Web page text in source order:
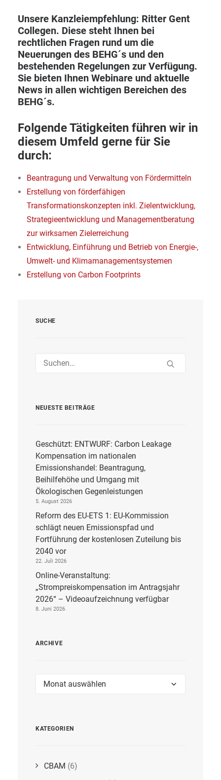
Unsere Kanzleiempfehlung: Ritter Gent
Collegen. Diese steht Ihnen bei
rechtlichen Fragen rund um die
Neuerungen des BEHG´s und den
bestehenden Regelungen zur Verfügung.
Sie bieten Ihnen Webinare und aktuelle
News in allen wichtigen Bereichen des
BEHG´s.
Folgende Tätigkeiten führen wir in
diesem Umfeld gerne für Sie
durch:
Beantragung und Verwaltung von Fördermitteln
Erstellung von förderfähigen
Transformationskonzepten inkl. Zielentwicklung,
Strategieentwicklung und Managementberatung
zur wirksamen Zielerreichung
Entwicklung, Einführung und Betrieb von Energie-,
Umwelt- und Klimamanagementsystemen
Erstellung von Carbon Footprints
SUCHE
NEUESTE BEITRÄGE
Geschützt: ENTWURF: Carbon Leakage
Kompensation im nationalen
Emissionshandel: Beantragung,
Beihilfehöhe und Umgang mit
Ökologischen Gegenleistungen
5. August 2026
Reform des EU-ETS 1: EU-Kommission
schlägt neuen Emissionspfad und
Fortführung der kostenlosen Zuteilung bis
2040 vor
22. Juli 2026
Online-Veranstaltung:
„Strompreiskompensation im Antragsjahr
2026“ – Videoaufzeichnung verfügbar
8. Juni 2026
ARCHIVE
Archive
KATEGORIEN
CBAM (6)